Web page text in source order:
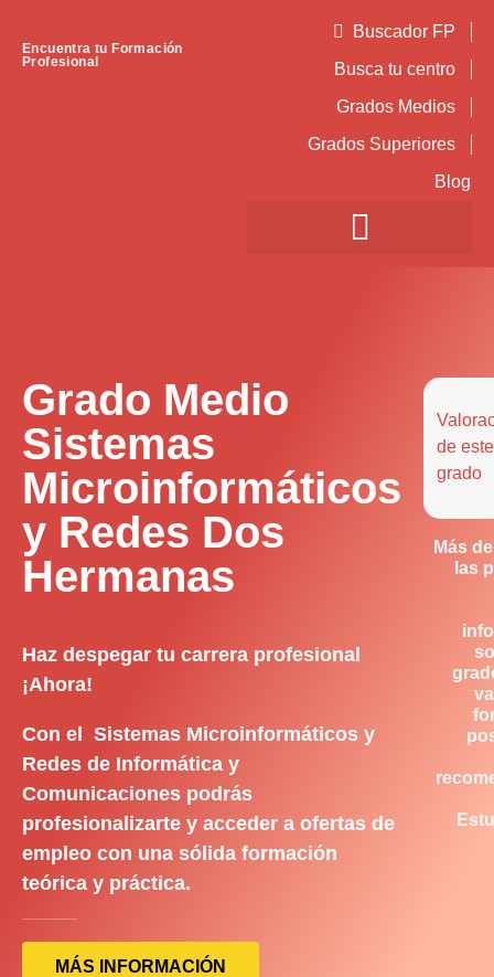
Encuentra tu Formación
Profesional
Buscador FP
Busca tu centro
Grados Medios
Grados Superiores
Blog
Grado Medio
Sistemas
Microinformáticos
y Redes Dos
Hermanas
Haz despegar tu carrera profesional
¡Ahora!
Con el Sistemas Microinformáticos y
Redes de Informática y
Comunicaciones podrás
profesionalizarte y acceder a ofertas de
empleo con una sólida formación
teórica y práctica.
MÁS INFORMACIÓN
de este
grado
Más
las